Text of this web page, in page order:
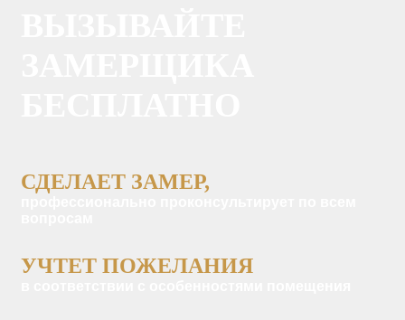
СДЕЛАЕТ ЗАМЕР,
УЧТЕТ ПОЖЕЛАНИЯ